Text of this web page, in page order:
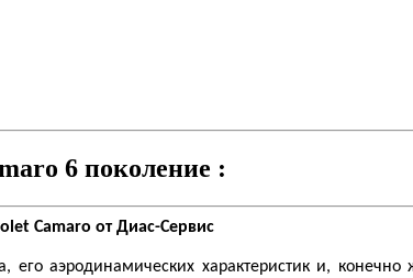
6 поколение :
Camaro от Диас-Сервис
аэродинамических характеристик и, конечно